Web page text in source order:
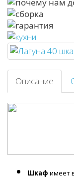
Описание
Шкаф имеет